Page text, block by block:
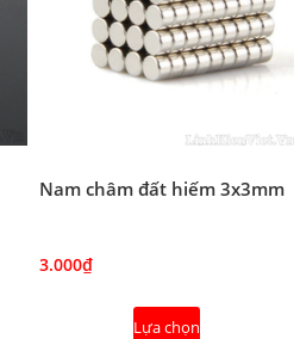
Nam châm đất hiếm 3x3mm
3.000₫
Lựa chọn